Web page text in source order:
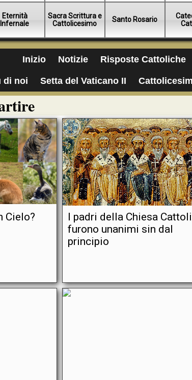
Eternità
Infernale
Sacra Scrittura e
Cattolicesimo
Santo Rosario
Inizio Notizie Risposte Cattoliche
di noi Setta del Vaticano II
Cielo?
I padri della Chiesa
furono unanimi sin dal
principio